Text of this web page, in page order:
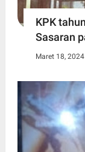
KPK
Sasaran
Maret 18, 2024